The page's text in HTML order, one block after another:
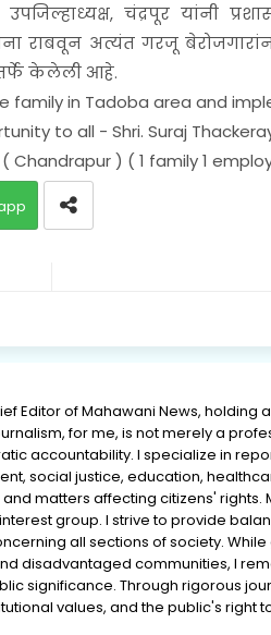
चंद्रपूर यांनी
राबवून अत्यंत गरजू
तर्फे केलेली आहे.
in Tadoba area and
to all - Shri. Suraj
Chandrapur ) (1 family 1
Editor of Mahawani News, holding
for me, is not merely a
accountability. I specialize in
social justice, education,
matters affecting citizens' rights.
group. I strive to provide
all sections of society. While
disadvantaged communities, I
significance. Through rigorous
values, and the public's right